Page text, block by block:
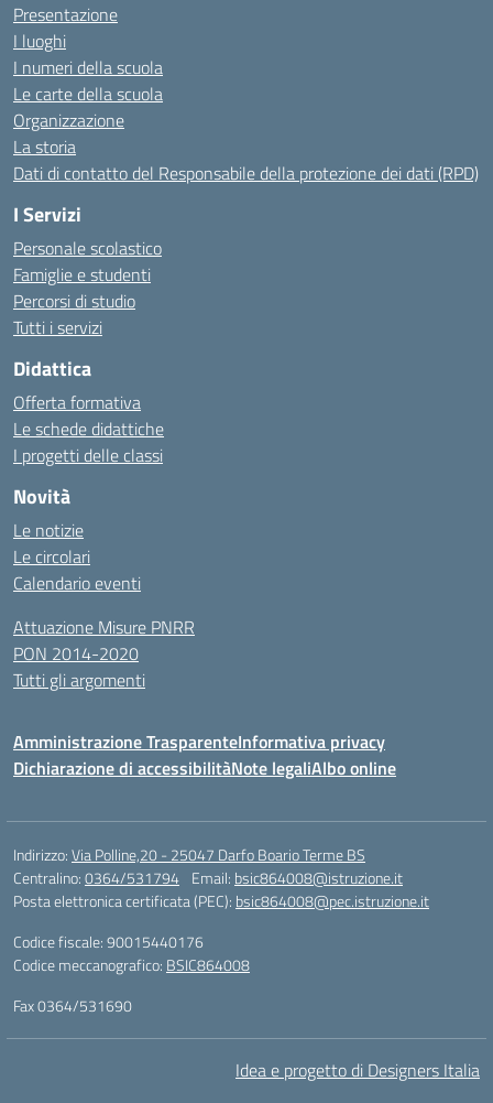
Presentazione
I luoghi
I numeri della scuola
Le carte della scuola
Organizzazione
La storia
Dati di contatto del Responsabile della protezione dei dati (RPD)
I Servizi
Personale scolastico
Famiglie e studenti
Percorsi di studio
Tutti i servizi
Didattica
Offerta formativa
Le schede didattiche
I progetti delle classi
Novità
Le notizie
Le circolari
Calendario eventi
Attuazione Misure PNRR
PON 2014-2020
Tutti gli argomenti
Amministrazione TrasparenteInformativa privacy
Dichiarazione di accessibilitàNote legaliAlbo online
Indirizzo:Via Polline,20 - 25047 Darfo Boario Terme BS
Centralino:0364/531794 Email: bsic864008@istruzione.it
Posta elettronica certificata (PEC): bsic864008@pec.istruzione.it
Codice fiscale: 90015440176
Codice meccanografico: BSIC864008
Fax 0364/531690
Idea e progetto di Designers Italia